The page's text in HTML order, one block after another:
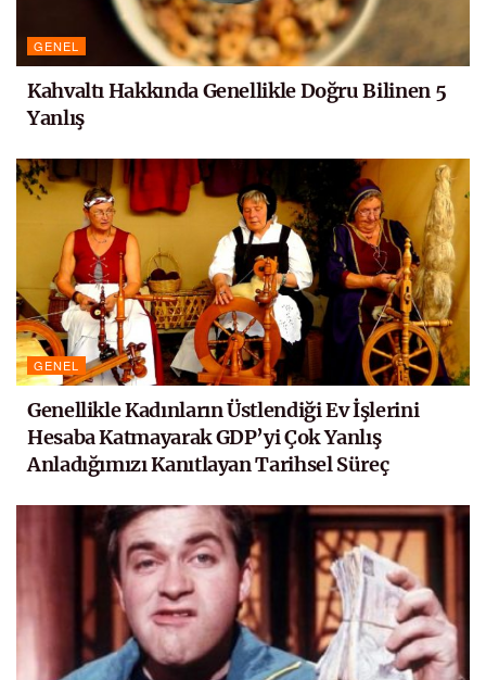
GENEL
Kahvaltı Hakkında Genellikle Doğru Bilinen 5
Yanlış
GENEL
Genellikle Kadınların Üstlendiği Ev İşlerini
Hesaba Katmayarak GDP’yi Çok Yanlış
Anladığımızı Kanıtlayan Tarihsel Süreç